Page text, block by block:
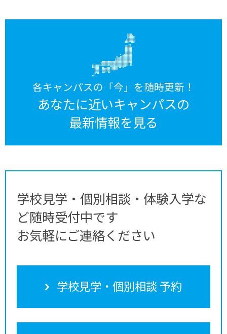
各キャンパスの「今」を随時更新！
あなたに近いキャンパスの
最新情報を見る
学校見学・個別相談・体験入学な
ど随時受付中です
お気軽にご連絡ください
学校見学・個別相談 予約